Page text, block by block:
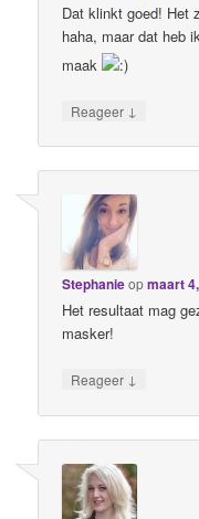
Dat klinkt goed! Het
haha, maar dat heb
maak
Reageer ↓
Stephanieopmaart
Het resultaat mag
masker!
Reageer ↓